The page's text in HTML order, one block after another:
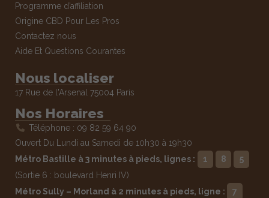
Programme d’affiliation
Origine CBD Pour Les Pros
Contactez nous
Aide Et Questions Courantes
Nous localiser
17 Rue de l'Arsenal 75004 Paris
Nos Horaires
Téléphone : 09 82 59 64 90
Ouvert Du Lundi au Samedi de 10h30 à 19h30
Métro Bastille à 3 minutes à pieds, lignes :
1 8
5
(Sortie 6 : boulevard Henri IV)
Métro Sully – Morland à 2 minutes à pieds, ligne :
7